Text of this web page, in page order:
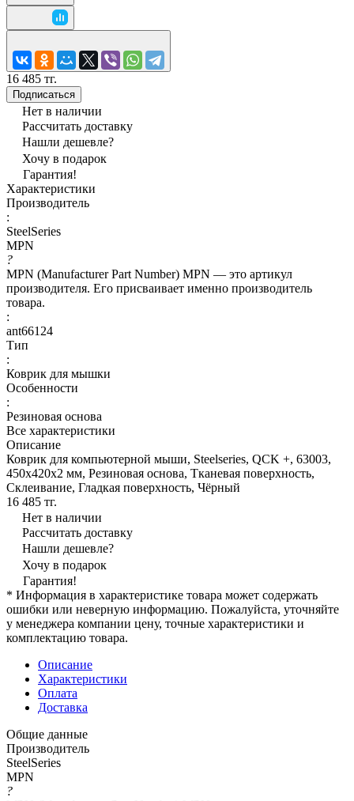
16 485 тг.
Подписаться
Нет в наличии
Рассчитать доставку
Нашли дешевле?
Хочу в подарок
Гарантия!
Характеристики
Производитель
:
SteelSeries
MPN
?
MPN (Manufacturer Part Number) MPN — это артикул
производителя. Его присваивает именно производитель
товара.
:
ant66124
Тип
:
Коврик для мышки
Особенности
:
Резиновая основа
Все характеристики
Описание
Коврик для компьютерной мыши, Steelseries, QCK +, 63003,
450x420x2 мм, Резиновая основа, Тканевая поверхность,
Склеивание, Гладкая поверхность, Чёрный
16 485 тг.
Нет в наличии
Рассчитать доставку
Нашли дешевле?
Хочу в подарок
Гарантия!
* Информация в характеристике товара может содержать
ошибки или неверную информацию. Пожалуйста, уточняйте
у менеджера компании цену, точные характеристики и
комплектацию товара.
Описание
Характеристики
Оплата
Доставка
Общие данные
Производитель
SteelSeries
MPN
?